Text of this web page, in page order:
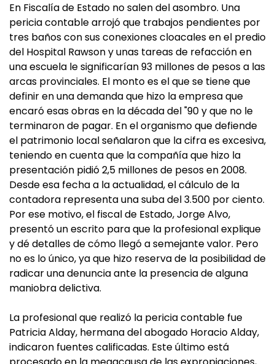
En Fiscalía de Estado no salen del asombro. Una
pericia contable arrojó que trabajos pendientes por
tres baños con sus conexiones cloacales en el predio
del Hospital Rawson y unas tareas de refacción en
una escuela le significarían 93 millones de pesos a las
arcas provinciales. El monto es el que se tiene que
definir en una demanda que hizo la empresa que
encaró esas obras en la década del "90 y que no le
terminaron de pagar. En el organismo que defiende
el patrimonio local señalaron que la cifra es excesiva,
teniendo en cuenta que la compañía que hizo la
presentación pidió 2,5 millones de pesos en 2008.
Desde esa fecha a la actualidad, el cálculo de la
contadora representa una suba del 3.500 por ciento.
Por ese motivo, el fiscal de Estado, Jorge Alvo,
presentó un escrito para que la profesional explique
y dé detalles de cómo llegó a semejante valor. Pero
no es lo único, ya que hizo reserva de la posibilidad de
radicar una denuncia ante la presencia de alguna
maniobra delictiva.
La profesional que realizó la pericia contable fue
Patricia Alday, hermana del abogado Horacio Alday,
indicaron fuentes calificadas. Este último está